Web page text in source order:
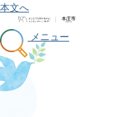
本文へ
メニュー